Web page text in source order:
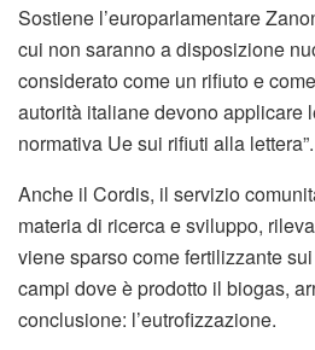
Sostiene l’europarlamentare
cui non saranno a disposizione
considerato come un rifiuto e
autorità italiane devono applicare
normativa Ue sui rifiuti alla lettera”.
Anche il Cordis, il servizio
materia di ricerca e sviluppo,
viene sparso come fertilizzante
campi dove è prodotto il biogas,
conclusione: l’eutrofizzazione.